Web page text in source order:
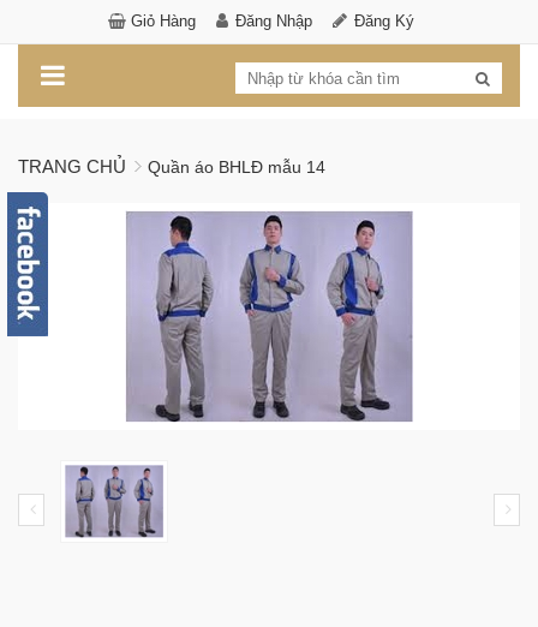
Giỏ Hàng Đăng Nhập Đăng Ký
TRANG CHỦ Quần áo BHLĐ mẫu 14